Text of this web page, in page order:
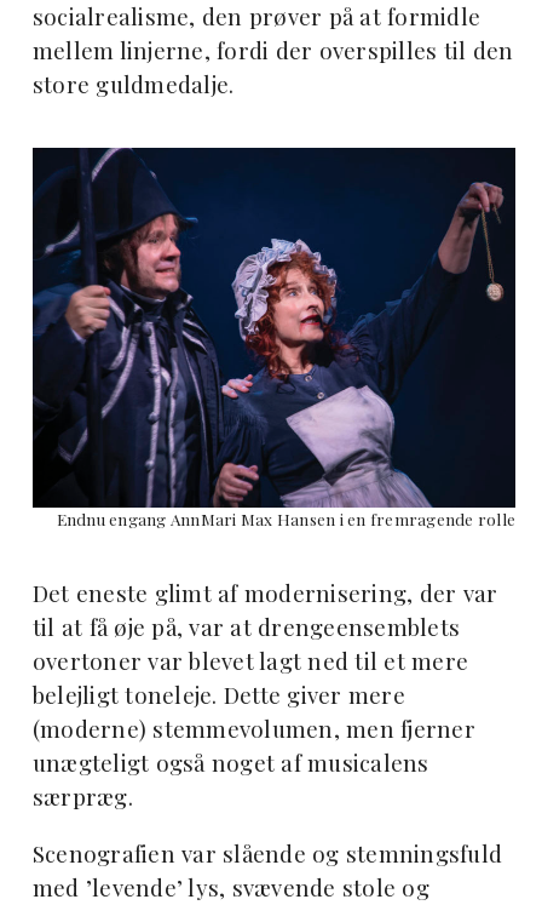
socialrealisme, den prøver på at formidle
mellem linjerne, fordi der overspilles til den
store guldmedalje.
Endnu engang AnnMari Max Hansen i en fremragende rolle
Det eneste glimt af modernisering, der var
til at få øje på, var at drengeensemblets
overtoner var blevet lagt ned til et mere
belejligt toneleje. Dette giver mere
(moderne) stemmevolumen, men fjerner
unægteligt også noget af musicalens
særpræg.
Scenografien var slående og stemningsfuld
med ’levende’ lys, svævende stole og